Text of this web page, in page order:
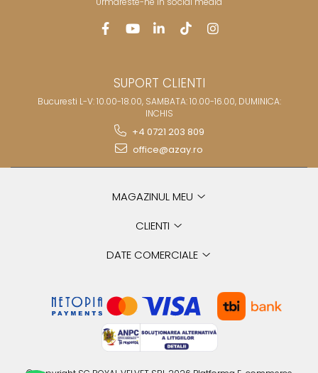
SUPORT CLIENTI
Bucuresti L-V: 10.00-18.00, SAMBATA: 10.00-16.00, DUMINICA:
INCHIS
+4 0721 203 809
office@azay.ro
MAGAZINUL MEU
CLIENTI
DATE COMERCIALE